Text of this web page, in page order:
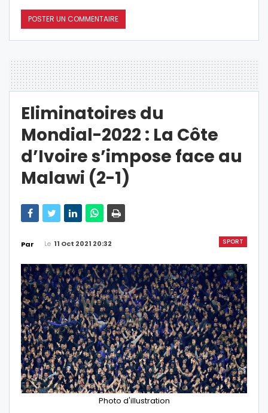
Eliminatoires du
Mondial-2022 : La Côte
d’Ivoire s’impose face au
Malawi (2-1)
SPORT
Par Le 11 Oct 2021 20:32
Photo d'illustration